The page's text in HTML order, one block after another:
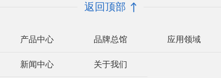
返回顶部
产品中心 品牌总馆 应用领域
新闻中心 关于我们